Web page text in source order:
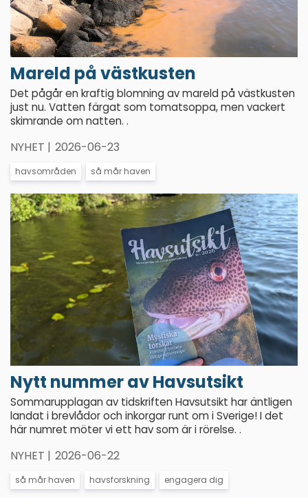
Mareld på västkusten
Det pågår en kraftig blomning av mareld på västkusten
just nu. Vatten färgat som tomatsoppa, men vackert
skimrande om natten. .
NYHET | 2026-06-23
havsområden så mår haven
Nytt nummer av Havsutsikt
Sommarupplagan av tidskriften Havsutsikt har äntligen
landat i brevlådor och inkorgar runt om i Sverige! I det
här numret möter vi ett hav som är i rörelse. .
NYHET | 2026-06-22
så mår haven havsforskning engagera dig